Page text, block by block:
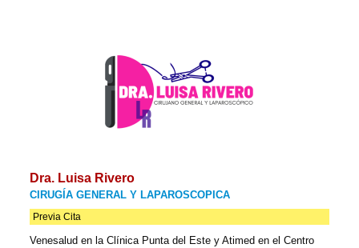
Dra. Luisa Rivero
CIRUGÍA GENERAL Y LAPAROSCOPICA
Previa Cita
Venesalud en la Clínica Punta del Este y Atimed en el Centro